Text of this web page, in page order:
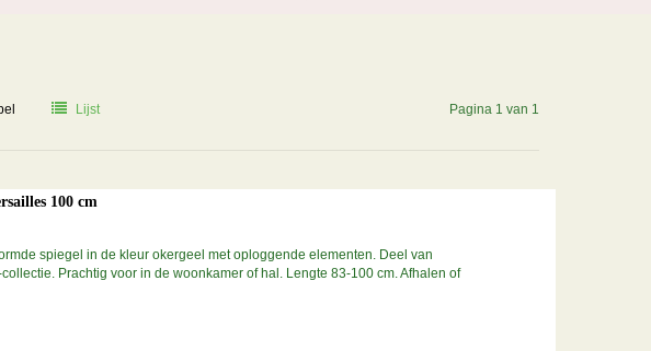
Lijst Pagina 1 van 1
100 cm
spiegel in de kleur okergeel met oploggende elementen. Deel van
Prachtig voor in de woonkamer of hal. Lengte 83-100 cm. Afhalen of